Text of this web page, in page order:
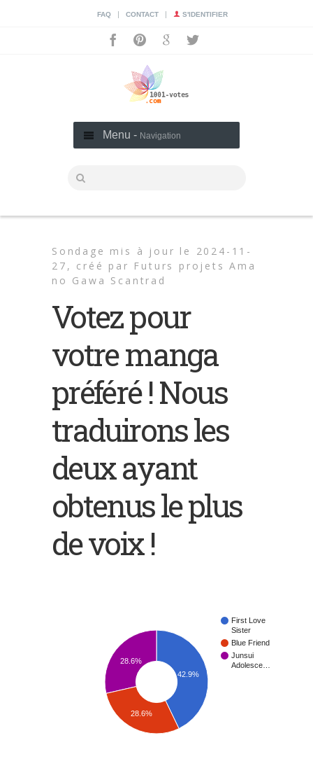
FAQ | CONTACT | S'IDENTIFIER
Menu - Navigation
Sondage mis à jour le 2024-11-
27, créé par Futurs projets Ama
no Gawa Scantrad
Votez pour
votre manga
préféré ! Nous
traduirons les
deux ayant
obtenus le plus
de voix !
First Love
Sister
Blue Friend
Junsui
Adolesce…
42.9%
28.6%
28.6%